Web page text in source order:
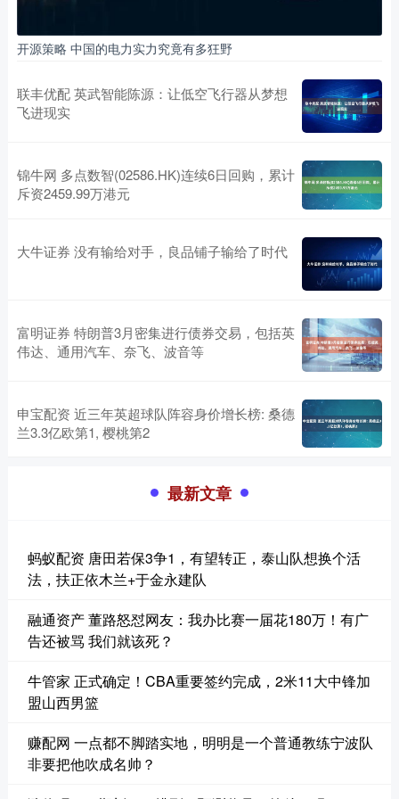
开源策略 中国的电力实力究竟有多狂野
联丰优配 英武智能陈源：让低空飞行器从梦想
飞进现实
锦牛网 多点数智(02586.HK)连续6日回购，累计
斥资2459.99万港元
大牛证券 没有输给对手，良品铺子输给了时代
富明证券 特朗普3月密集进行债券交易，包括英
伟达、通用汽车、奈飞、波音等
申宝配资 近三年英超球队阵容身价增长榜: 桑德
兰3.3亿欧第1, 樱桃第2
最新文章
蚂蚁配资 唐田若保3争1，有望转正，泰山队想换个活
法，扶正依木兰+于金永建队
融通资产 董路怒怼网友：我办比赛一届花180万！有广
告还被骂 我们就该死？
牛管家 正式确定！CBA重要签约完成，2米11大中锋加
盟山西男篮
赚配网 一点都不脚踏实地，明明是一个普通教练宁波队
非要把他吹成名帅？